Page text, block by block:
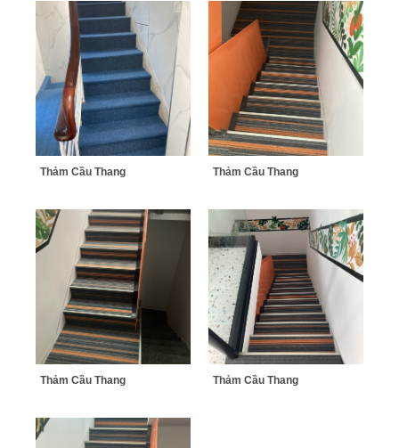
Thảm Cầu Thang Thảm Cầu Thang
Thảm Cầu Thang Thảm Cầu Thang